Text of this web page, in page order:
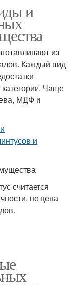
и
из
Каждый вид
категории. Чаще
МДФ и
считается
но цена